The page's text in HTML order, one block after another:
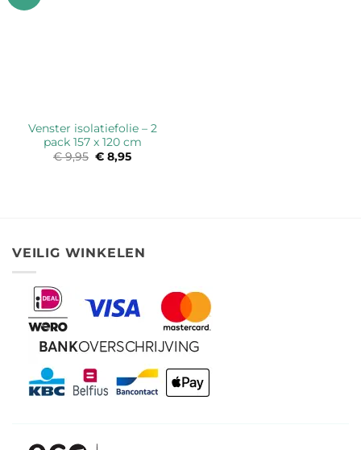
Venster isolatiefolie – 2
pack 157 x 120 cm
€9,95 Oorspronkelijke
prijs
€ 8,95
VEILIG WINKELEN